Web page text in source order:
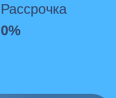
Рассрочка
0%